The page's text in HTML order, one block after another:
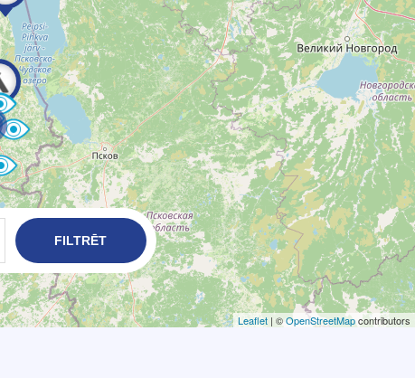
Leaflet | ©OpenStreetMapcontributors
FILTRĒT